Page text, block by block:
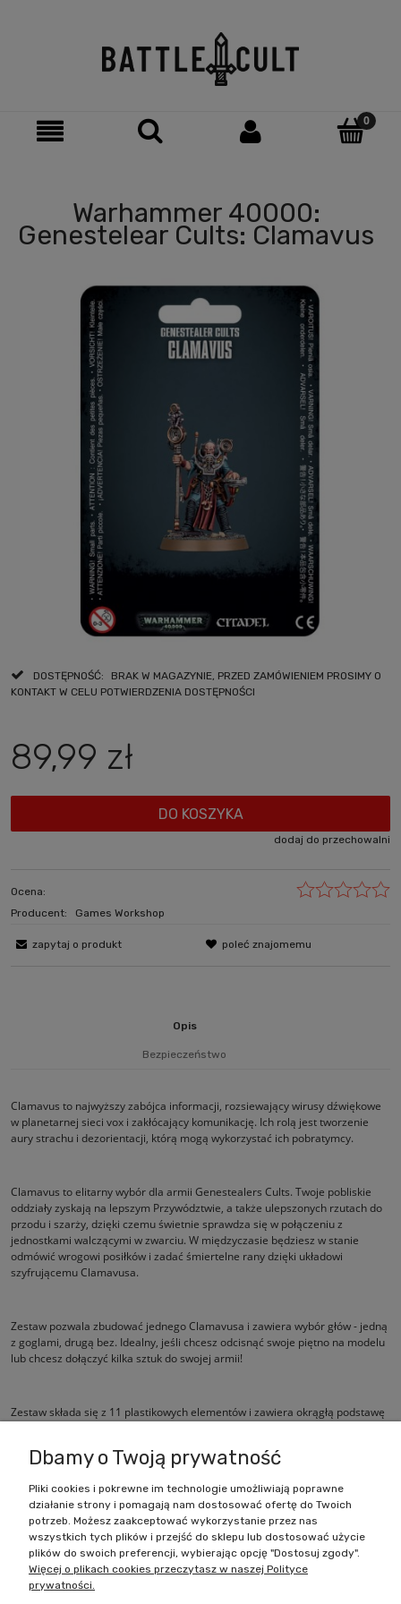
Warhammer 40000:
Genestelear Cults: Clamavus
DOSTĘPNOŚĆ:
BRAK W MAGAZYNIE, PRZED ZAMÓWIENIEM PROSIMY O
KONTAKT W CELU POTWIERDZENIA DOSTĘPNOŚCI
89,99 zł
DO KOSZYKA
dodaj do przechowalni
Ocena:
Producent:
Games Workshop
zapytaj o produkt poleć znajomemu
Opis
Bezpieczeństwo
Clamavus to najwyższy zabójca informacji, rozsiewający wirusy dźwiękowe
w planetarnej sieci vox i zakłócający komunikację. Ich rolą jest tworzenie
aury strachu i dezorientacji, którą mogą wykorzystać ich pobratymcy.
Clamavus to elitarny wybór dla armii Genestealers Cults. Twoje pobliskie
oddziały zyskają na lepszym Przywództwie, a także ulepszonych rzutach do
przodu i szarży, dzięki czemu świetnie sprawdza się w połączeniu z
jednostkami walczącymi w zwarciu. W międzyczasie będziesz w stanie
odmówić wrogowi posiłków i zadać śmiertelne rany dzięki układowi
szyfrującemu Clamavusa.
Zestaw pozwala zbudować jednego Clamavusa i zawiera wybór głów - jedną
z goglami, drugą bez. Idealny, jeśli chcesz odcisnąć swoje piętno na modelu
lub chcesz dołączyć kilka sztuk do swojej armii!
Zestaw składa się z 11 plastikowych elementów i zawiera okrągłą podstawę
Zakupy
Pomoc
Dbamy o Twoją prywatność
Pliki cookies i pokrewne im technologie umożliwiają poprawne
działanie strony i pomagają nam dostosować ofertę do Twoich
potrzeb. Możesz zaakceptować wykorzystanie przez nas
wszystkich tych plików i przejść do sklepu lub dostosować użycie
plików do swoich preferencji, wybierając opcję "Dostosuj zgody".
Więcej o plikach cookies przeczytasz w naszej Polityce
prywatności.